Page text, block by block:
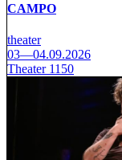
CAMPO
theater
03—04.09.2026
Theater 1150